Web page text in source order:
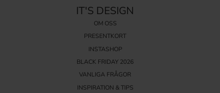
IT'S DESIGN
OM OSS
PRESENTKORT
INSTASHOP
BLACK FRIDAY 2026
VANLIGA FRÅGOR
INSPIRATION & TIPS